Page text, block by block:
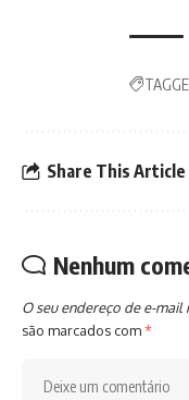
Share This Article
Nenhum
O seu endereço de e-
são marcados com*